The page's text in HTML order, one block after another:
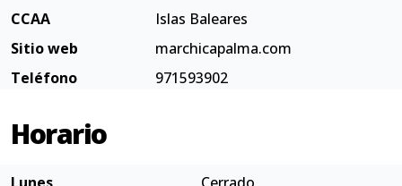
CCAA
Islas Baleares
Sitio web
marchicapalma.com
Teléfono
971593902
Horario